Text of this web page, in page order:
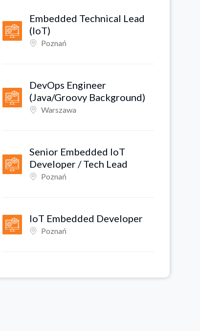
Embedded Technical Lead
(IoT)
Poznań
DevOps Engineer
(Java/Groovy Background)
Warszawa
Senior Embedded IoT
Developer / Tech Lead
Poznań
IoT Embedded Developer
Poznań